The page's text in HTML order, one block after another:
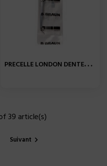
P
RECELLE LONDON DENTELEE...
39 article(s)
Suivant 